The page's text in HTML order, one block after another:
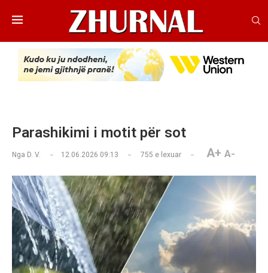
Parashikimi i motit për sot
Nga D. V. 12.06.2026 09:13 755 e lexuar A+ A-